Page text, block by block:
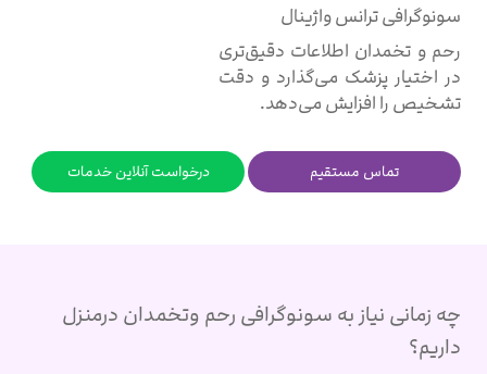
سونوگرافی ترانس واژینال
رحم و تخمدان اطلاعات دقیق‌تری
در اختیار پزشک می‌گذارد و دقت
تشخیص را افزایش می‌دهد.
تماس مستقیم درخواست آنلاین خدمات
چه زمانی نیاز به سونوگرافی رحم وتخمدان درمنزل
داریم؟